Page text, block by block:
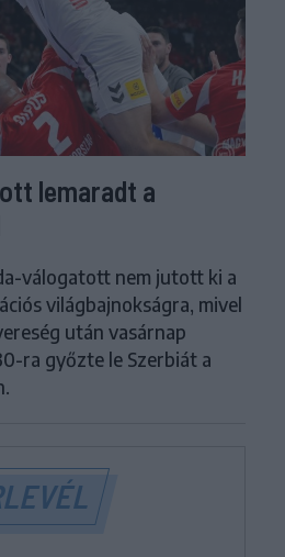
lemaradt a
válogatott nem jutott ki a
világbajnokságra, mivel
után vasárnap
ra győzte le Szerbiát a